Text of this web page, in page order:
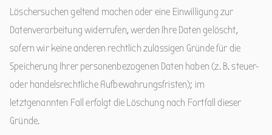
Löschersuchen geltend machen oder eine Einwilligung zur
Datenverarbeitung widerrufen, werden Ihre Daten gelöscht,
sofern wir keine anderen rechtlich zulässigen Gründe für die
Speicherung Ihrer personenbezogenen Daten haben (z. B. steuer-
oder handelsrechtliche Aufbewahrungsfristen); im
letztgenannten Fall erfolgt die Löschung nach Fortfall dieser
Gründe.